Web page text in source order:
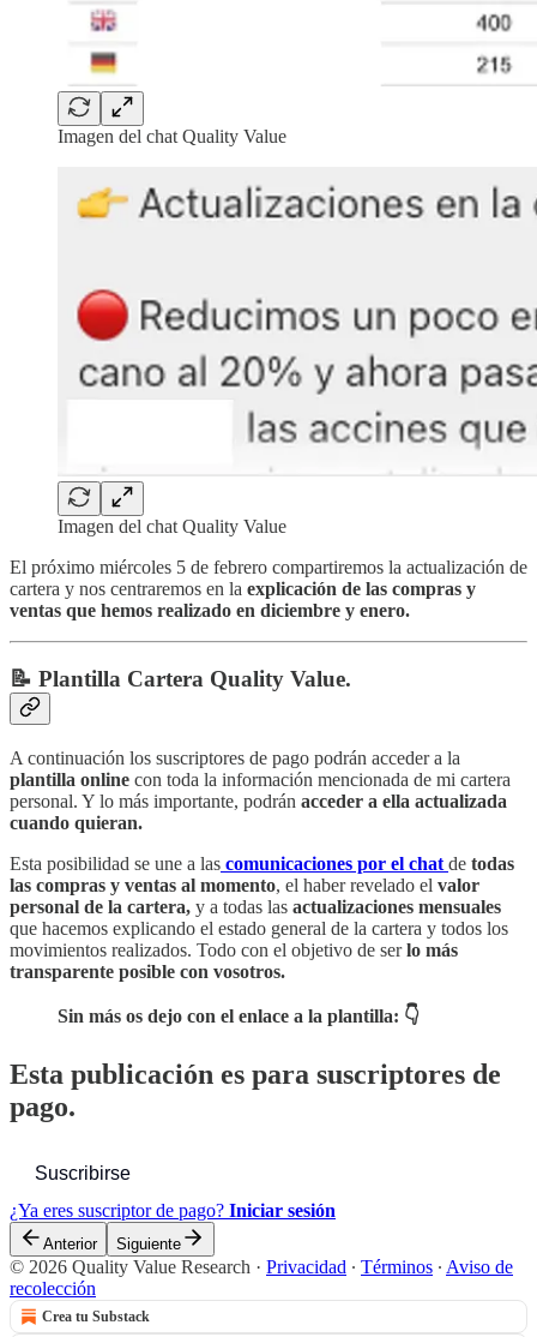
Imagen del chat Quality Value
Imagen del chat Quality Value
El próximo miércoles 5 de febrero compartiremos la actualización de
cartera y nos centraremos en la explicación de las compras y
ventas que hemos realizado en diciembre y enero.
📝 Plantilla Cartera Quality Value.
A continuación los suscriptores de pago podrán acceder a la
plantilla online con toda la información mencionada de mi cartera
personal. Y lo más importante, podrán acceder a ella actualizada
cuando quieran.
Esta posibilidad se une a las comunicaciones por el chat de todas
las compras y ventas al momento, el haber revelado el valor
personal de la cartera, y a todas las actualizaciones mensuales
que hacemos explicando el estado general de la cartera y todos los
movimientos realizados. Todo con el objetivo de serlo más
transparente posible con vosotros.
Sin más os dejo con el enlace a la plantilla: 👇
Esta publicación es para suscriptores de
pago.
Suscribirse
¿Ya eres suscriptor de pago? Iniciar sesión
Anterior Siguiente
© 2026 Quality Value Research · Privacidad ∙ Términos ∙ Aviso de
recolección
Crea tu Substack